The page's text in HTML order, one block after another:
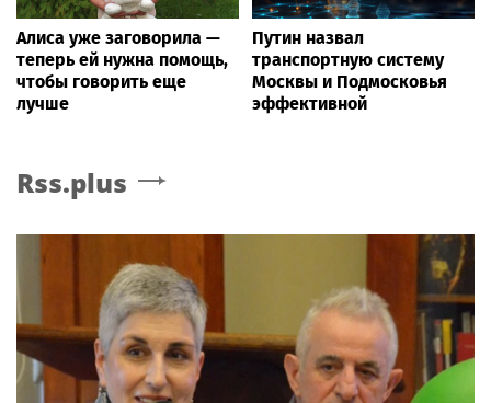
Алиса уже заговорила —
теперь ей нужна помощь,
чтобы говорить еще
лучше
Путин назвал
транспортную систему
Москвы и Подмосковья
эффективной
Rss.plus